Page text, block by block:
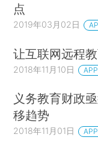
点
2019年03月02日
让互联网远程
2018年11月10日
义务教育财政
移趋势
2018年11月01日